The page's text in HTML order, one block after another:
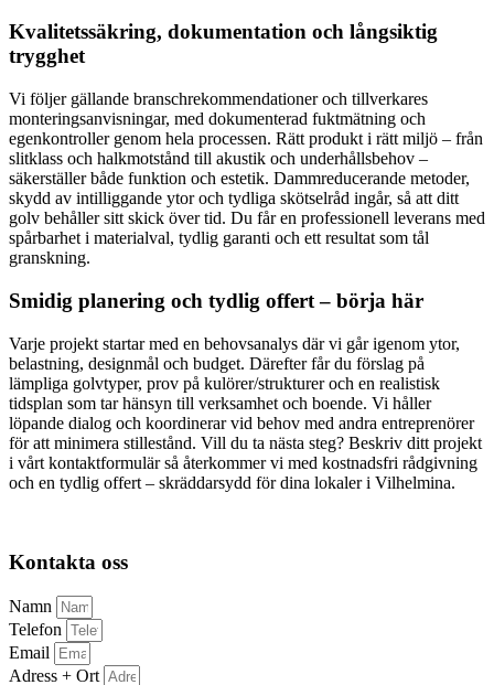
Kvalitetssäkring, dokumentation och långsiktig
trygghet
Vi följer gällande branschrekommendationer och tillverkares
monteringsanvisningar, med dokumenterad fuktmätning och
egenkontroller genom hela processen. Rätt produkt i rätt miljö – från
slitklass och halkmotstånd till akustik och underhållsbehov –
säkerställer både funktion och estetik. Dammreducerande metoder,
skydd av intilliggande ytor och tydliga skötselråd ingår, så att ditt
golv behåller sitt skick över tid. Du får en professionell leverans med
spårbarhet i materialval, tydlig garanti och ett resultat som tål
granskning.
Smidig planering och tydlig offert – börja här
Varje projekt startar med en behovsanalys där vi går igenom ytor,
belastning, designmål och budget. Därefter får du förslag på
lämpliga golvtyper, prov på kulörer/strukturer och en realistisk
tidsplan som tar hänsyn till verksamhet och boende. Vi håller
löpande dialog och koordinerar vid behov med andra entreprenörer
för att minimera stillestånd. Vill du ta nästa steg? Beskriv ditt projekt
i vårt kontaktformulär så återkommer vi med kostnadsfri rådgivning
och en tydlig offert – skräddarsydd för dina lokaler i Vilhelmina.
Kontakta oss
Namn
Telefon
Email
Adress + Ort